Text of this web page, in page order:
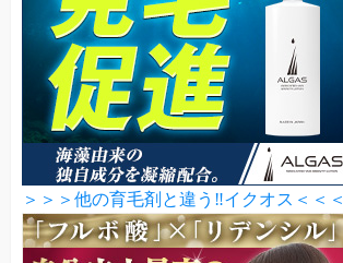
＞＞＞他の育毛剤と違う‼イクオス＜＜＜